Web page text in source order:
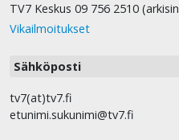
TV7 Keskus 09 756 2510
Vikailmoitukset
Sähköposti
tv7(at)tv7.fi
etunimi.sukunimi@tv7.fi